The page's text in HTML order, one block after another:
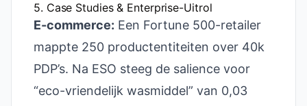
5. Case Studies & Enterprise-Uitrol
E-commerce: Een Fortune 500-retailer
mappte 250 productentiteiten over 40k
PDP’s. Na ESO steeg de salience voor
“eco-vriendelijk wasmiddel” van 0,03